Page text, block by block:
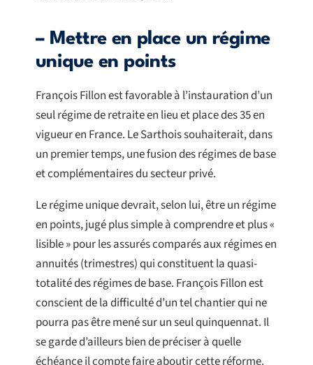
– Mettre en place un régime
unique en points
François Fillon est favorable à l’instauration d’un
seul régime de retraite en lieu et place des 35 en
vigueur en France. Le Sarthois souhaiterait, dans
un premier temps, une fusion des régimes de base
et complémentaires du secteur privé.
Le régime unique devrait, selon lui, être un régime
en points, jugé plus simple à comprendre et plus «
lisible » pour les assurés comparés aux régimes en
annuités (trimestres) qui constituent la quasi-
totalité des régimes de base. François Fillon est
conscient de la difficulté d’un tel chantier qui ne
pourra pas être mené sur un seul quinquennat. Il
se garde d’ailleurs bien de préciser à quelle
échéance il compte faire aboutir cette réforme.